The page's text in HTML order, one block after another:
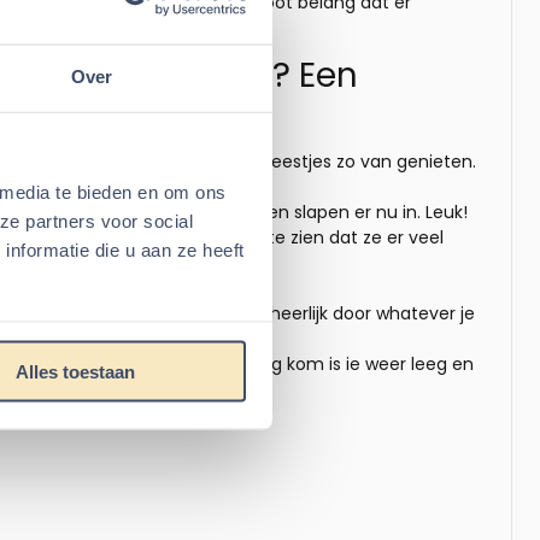
Over
te bieden en om ons
partners voor social
die u aan ze heeft
Alles toestaan
Diggy 25cm ? Een
terug lezen
het iedereen aan. Je ziet uw beestjes zo van genieten.
met krantensnipsels en slapen er nu in. Leuk!
zij hem weer leeg. Er leuk om te zien dat ze er veel
ook voor ons
bedoeling is en graven zich heerlijk door whatever je
ik naar werk ga en als ik terug kom is ie weer leeg en
het houd ze goed bezig.